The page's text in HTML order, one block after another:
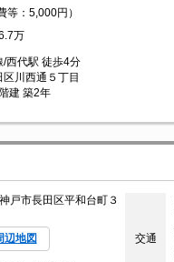
等：5,000円）
万
/西代駅 徒歩4分
川西通５丁目
建 築2年
戸市長田区平和台町３
辺地図 交通